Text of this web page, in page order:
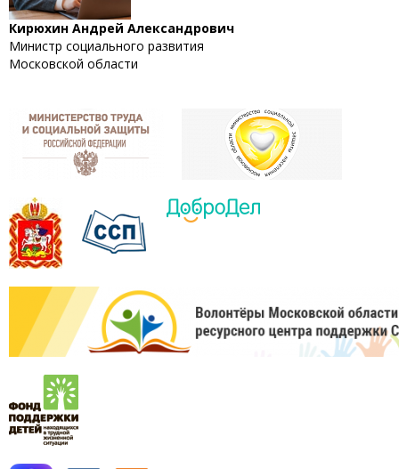
Кирюхин Андрей Александрович
Министр социального развития
Московской области